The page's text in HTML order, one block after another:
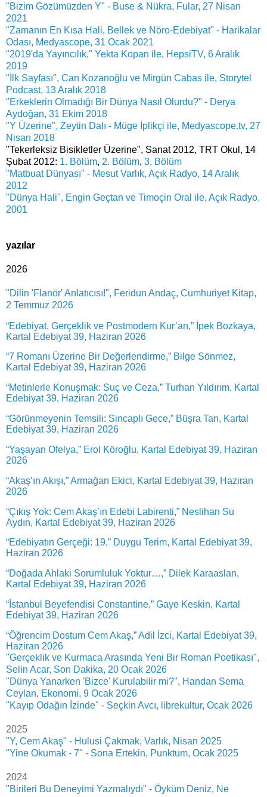
"Bizim Gözümüzden Y" - Buse & Nükra, Fular, 27 Nisan
2021
"Zamanın En Kısa Hali, Bellek ve Nöro-Edebiyat" - Harikalar
Odası, Medyascope, 31 Ocak 2021
"2019'da Yayıncılık," Yekta Kopan ile, HepsiTV, 6 Aralık
2019
"İlk Sayfası", Can Kozanoğlu ve Mirgün Cabas ile, Storytel
Podcast, 13 Aralık 2018
"Erkeklerin Olmadığı Bir Dünya Nasıl Olurdu?" - Derya
Aydoğan, 31 Ekim 2018
"Y Üzerine", Zeytin Dalı - Müge İplikçi ile, Medyascope.tv, 27
Nisan 2018
"Tekerleksiz Bisikletler Üzerine", Sanat 2012, TRT Okul, 14
Şubat 2012: 1. Bölüm, 2. Bölüm, 3. Bölüm
"Matbuat Dünyası" - Mesut Varlık, Açık Radyo, 14 Aralık
2012
"Dünya Hali", Engin Geçtan ve Timoçin Oral ile, Açık Radyo,
2001
yazılar
2026
"Dilin 'Flanör' Anlatıcısı!", Feridun Andaç, Cumhuriyet Kitap,
2 Temmuz 2026
“Edebiyat, Gerçeklik ve Postmodern Kur’an,” İpek Bozkaya,
Kartal Edebiyat 39, Haziran 2026
“7 Romanı Üzerine Bir Değerlendirme,” Bilge Sönmez,
Kartal Edebiyat 39, Haziran 2026
“Metinlerle Konuşmak: Suç ve Ceza,” Turhan Yıldırım, Kartal
Edebiyat 39, Haziran 2026
“Görünmeyenin Temsili: Sincaplı Gece,” Büşra Tan, Kartal
Edebiyat 39, Haziran 2026
“Yaşayan Ofelya,” Erol Köroğlu, Kartal Edebiyat 39, Haziran
2026
“Akaş’ın Akışı,” Armağan Ekici, Kartal Edebiyat 39, Haziran
2026
“Çıkış Yok: Cem Akaş’ın Edebi Labirenti,” Neslihan Su
Aydın, Kartal Edebiyat 39, Haziran 2026
“Edebiyatın Gerçeği: 19,” Duygu Terim, Kartal Edebiyat 39,
Haziran 2026
“Doğada Ahlaki Sorumluluk Yoktur…,” Dilek Karaaslan,
Kartal Edebiyat 39, Haziran 2026
“İstanbul Beyefendisi Constantine,” Gaye Keskin, Kartal
Edebiyat 39, Haziran 2026
“Öğrencim Dostum Cem Akaş,” Adil İzci, Kartal Edebiyat 39,
Haziran 2026
"Gerçeklik ve Kurmaca Arasında Yeni Bir Roman Poetikası",
Selin Acar, Son Dakika, 20 Ocak 2026
"Dünya Yanarken 'Bizce' Kurulabilir mi?", Handan Sema
Ceylan, Ekonomi, 9 Ocak 2026
"Kayıp Odağın İzinde" - Seçkin Avcı, librekultur, Ocak 2026
2025
"Y, Cem Akaş" - Hulusi Çakmak, Varlık, Nisan 2025
"Yine Okumak - 7" - Sona Ertekin, Punktum, Ocak 2025
2024
"Birileri Bu Deneyimi Yazmalıydı" - Öyküm Deniz, Ne